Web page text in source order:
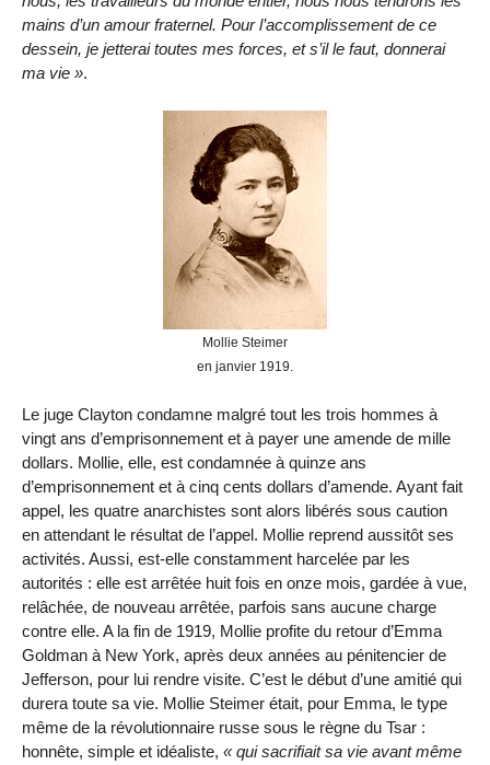
mains d’un amour fraternel. Pour l’accomplissement de ce
dessein, je jetterai toutes mes forces, et s’il le faut, donnerai
ma vie
.
Mollie Steimer
en janvier 1919.
Le juge Clayton condamne malgré tout les trois hommes à
vingt ans d’emprisonnement et à payer une amende de mille
dollars. Mollie, elle, est condamnée à quinze ans
d’emprisonnement et à cinq cents dollars d’amende. Ayant fait
appel, les quatre anarchistes sont alors libérés sous caution
en attendant le résultat de l’appel. Mollie reprend aussitôt ses
activités. Aussi, est-elle constamment harcelée par les
autorités : elle est arrêtée huit fois en onze mois, gardée à vue,
relâchée, de nouveau arrêtée, parfois sans aucune charge
contre elle. A la fin de 1919, Mollie profite du retour d’Emma
Goldman à New York, après deux années au pénitencier de
Jefferson, pour lui rendre visite. C’est le début d’une amitié qui
durera toute sa vie. Mollie Steimer était, pour Emma, le type
même de la révolutionnaire russe sous le règne du Tsar :
honnête, simple et idéaliste,
qui sacrifiait sa vie avant même